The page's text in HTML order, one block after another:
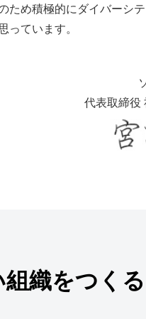
め積極的にダイバーシ
ています。
代表取締役
織をつくる